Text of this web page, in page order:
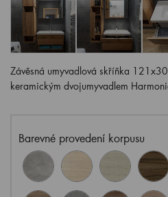
Závěsná umyvadlová skříňka
keramickým dvojumyvadlem
Barevné provedení korpusu